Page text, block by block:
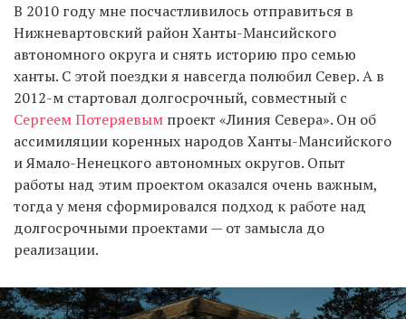
В 2010 году мне посчастливилось отправиться в
Нижневартовский район Ханты-Мансийского
автономного округа и снять историю про семью
ханты. С этой поездки я навсегда полюбил Север. А в
2012-м стартовал долгосрочный, совместный с
Сергеем Потеряевым проект «Линия Севера». Он об
ассимиляции коренных народов Ханты-Мансийского
и Ямало-Ненецкого автономных округов. Опыт
работы над этим проектом оказался очень важным,
тогда у меня сформировался подход к работе над
долгосрочными проектами — от замысла до
реализации.